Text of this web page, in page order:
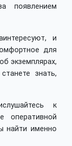
появлением
и
для
экземплярах,
знать,
к
найти именно